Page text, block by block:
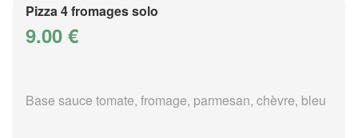
Pizza 4 fromages solo
9.00 €
Base sauce tomate, fromage, parmesan, chèvre, bleu